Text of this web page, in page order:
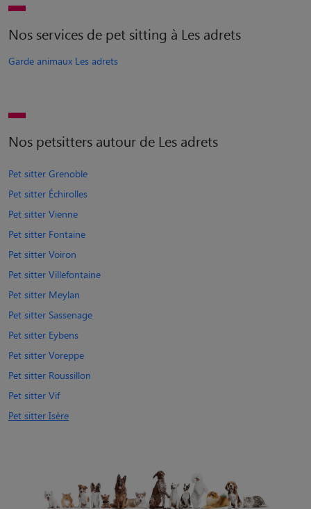
Nos services de pet sitting à Les adrets
Garde animaux Les adrets
Nos petsitters autour de Les adrets
Pet sitter Grenoble
Pet sitter Échirolles
Pet sitter Vienne
Pet sitter Fontaine
Pet sitter Voiron
Pet sitter Villefontaine
Pet sitter Meylan
Pet sitter Sassenage
Pet sitter Eybens
Pet sitter Voreppe
Pet sitter Roussillon
Pet sitter Vif
Pet sitter Isère